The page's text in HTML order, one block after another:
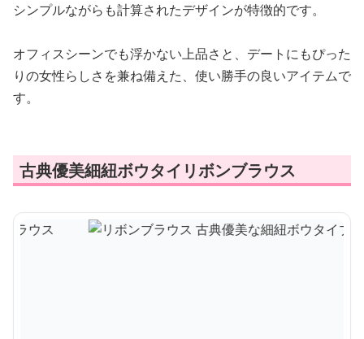
シンプルながらも計算されたデザインが特徴的です。
オフィスシーンでも浮かない上品さと、デートにもぴった
りの女性らしさを兼ね備えた、使い勝手の良いアイテムで
す。
古典優美細紐ボウタイリボンブラウス